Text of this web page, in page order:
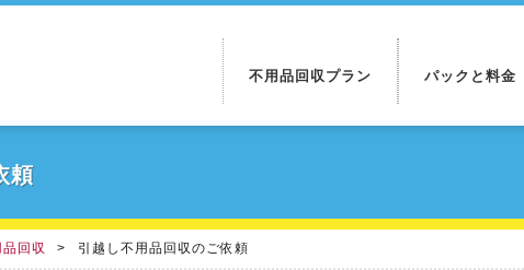
不用品回収プラン パックと料金
回収 引越し不用品回収のご依頼
頼